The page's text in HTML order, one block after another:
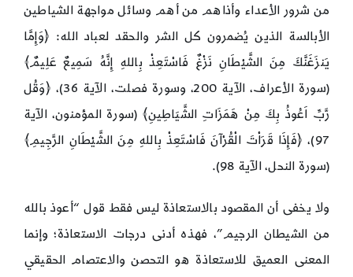
من شرور الأعداء وأذاهم من أهم وسائل مواجهة الشياطين
الأبالسة الذين يُضمرون كل الشر والحقد لعباد الله: ﴿وَإِمَّا
يَنزَغَنَّكَ مِنَ الشَّيْطَانِ نَزْغٌ فَاسْتَعِذْ بِاللهِ إِنَّهُ سَمِيعٌ عَلِيمٌ﴾
(سورة الأعراف، الآية 200، وسورة فصلت، الآية 36)، ﴿وَقُل
رَّبِّ اَعُوذُ بِكَ مِنْ هَمَزَاتِ الشَّيَاطِينِ﴾ (سورة المؤمنون، الآية
97)، ﴿فَإِذَا قَرَاْتَ الْقُرْآنَ فَاسْتَعِذْ بِاللهِ مِنَ الشَّيْطَانِ الرَّجِيمِ﴾
(سورة النحل، الآية 98).
ولا يخفى أن المقصود بالاستعاذة ليس فقط قول “أعوذ بالله
من الشيطان الرجيم”، فهذه أدنى درجات الاستعاذة؛ وإنما
المعنى العميق للاستعاذة هو التحصن والاعتصام الحقيقي